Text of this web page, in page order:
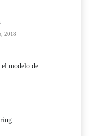
2018
modelo de